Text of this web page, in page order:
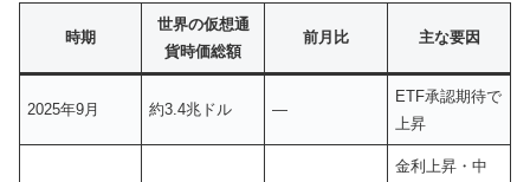
時期
世界の仮想通
貨時価総額
前月比 主な要因
2025年9月 約3.4兆ドル —
ETF承認期待で
上昇
金利上昇・中